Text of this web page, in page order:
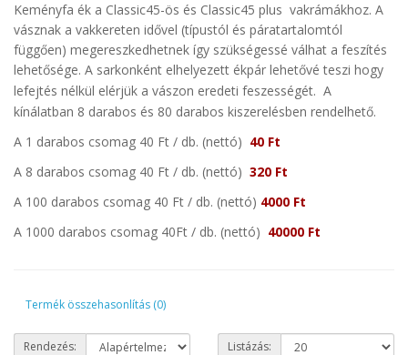
Keményfa ék a Classic45-ös és Classic45 plus vakrámákhoz. A
vásznak a vakkereten idővel (típustól és páratartalomtól
függően) megereszkedhetnek így szükségessé válhat a feszítés
lehetősége. A sarkonként elhelyezett ékpár lehetővé teszi hogy
lefejtés nélkül elérjük a vászon eredeti feszességét. A
kínálatban 8 darabos és 80 darabos kiszerelésben rendelhető.
A 1 darabos csomag 40 Ft / db. (nettó) 40 Ft
A 8 darabos csomag 40 Ft / db. (nettó) 320 Ft
A 100 darabos csomag 40 Ft / db. (nettó) 4000 Ft
A 1000 darabos csomag 40Ft / db. (nettó) 40000 Ft
Termék összehasonlítás (0)
Rendezés: Listázás: